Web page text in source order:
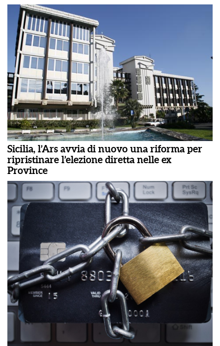
Sicilia, l’Ars avvia di nuovo una riforma per
ripristinare l’elezione diretta nelle ex
Province